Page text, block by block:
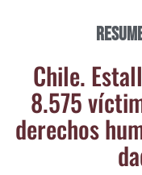
Chi­le.
8.575
dere­chos